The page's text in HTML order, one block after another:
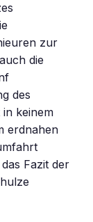
zur
die
des
keinem
erdnahen
Fazit der